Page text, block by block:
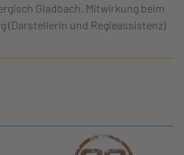
Gladbach, Mitwirkung beim
(Darstellerin und Regieassistenz)